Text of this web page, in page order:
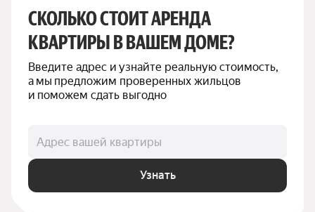
СКОЛЬКО СТОИТ АРЕНДА
КВАРТИРЫ В ВАШЕМ ДОМЕ?
Введите адрес и узнайте реальную стоимость,
а мы предложим проверенных жильцов
и поможем сдать выгодно
Адрес вашей квартиры
Узнать